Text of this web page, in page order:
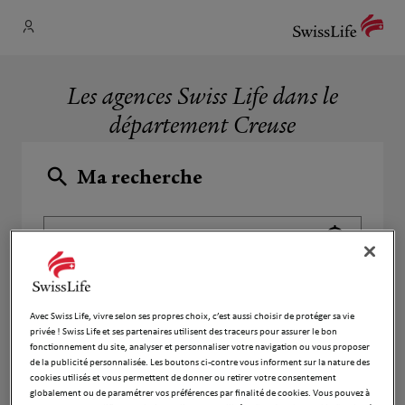
Les agences Swiss Life dans le
département Creuse
Ma recherche
Utiliser
Liste Carte
Avec Swiss Life, vivre selon ses propres choix, c’est aussi choisir de protéger sa vie
privée ! Swiss Life et ses partenaires utilisent des traceurs pour assurer le bon
fonctionnement du site, analyser et personnaliser votre navigation ou vous proposer
de la publicité personnalisée. Les boutons ci-contre vous informent sur la nature des
cookies utilisés et vous permettent de donner ou retirer votre consentement
globalement ou de paramétrer vos préférences par finalité de cookies. Vous pouvez à